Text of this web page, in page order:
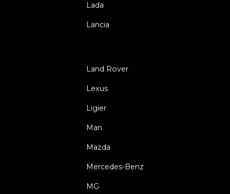
Lada
Lancia
Land Rover
Lexus
Ligier
Man
Mazda
Mercedes-Benz
MG